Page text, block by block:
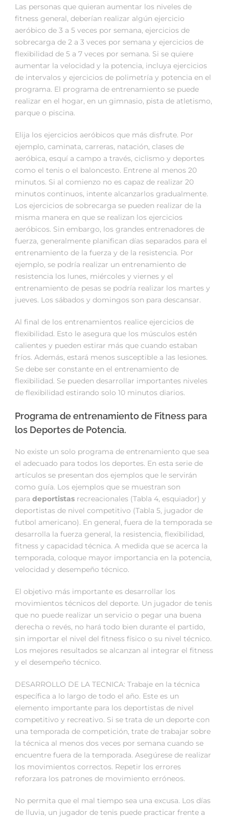
Las personas que quieran aumentar los niveles de
fitness general, deberían realizar algún ejercicio
aeróbico de 3 a 5 veces por semana, ejercicios de
sobrecarga de 2 a 3 veces por semana y ejercicios de
flexibilidad de 5 a 7 veces por semana. Si se quiere
aumentar la velocidad y la potencia, incluya ejercicios
de intervalos y ejercicios de polimetría y potencia en el
programa. El programa de entrenamiento se puede
realizar en el hogar, en un gimnasio, pista de atletismo,
parque o piscina.
Elija los ejercicios aeróbicos que más disfrute. Por
ejemplo, caminata, carreras, natación, clases de
aeróbica, esquí a campo a través, ciclismo y deportes
como el tenis o el baloncesto. Entrene al menos 20
minutos. Si al comienzo no es capaz de realizar 20
minutos continuos, intente alcanzarlos gradualmente.
Los ejercicios de sobrecarga se pueden realizar de la
misma manera en que se realizan los ejercicios
aeróbicos. Sin embargo, los grandes entrenadores de
fuerza, generalmente planifican días separados para el
entrenamiento de la fuerza y de la resistencia. Por
ejemplo, se podría realizar un entrenamiento de
resistencia los lunes, miércoles y viernes y el
entrenamiento de pesas se podría realizar los martes y
jueves. Los sábados y domingos son para descansar.
Al final de los entrenamientos realice ejercicios de
flexibilidad. Esto le asegura que los músculos estén
calientes y pueden estirar más que cuando estaban
fríos. Además, estará menos susceptible a las lesiones.
Se debe ser constante en el entrenamiento de
flexibilidad. Se pueden desarrollar importantes niveles
de flexibilidad estirando solo 10 minutos diarios.
Programa de entrenamiento de Fitness para
los Deportes de Potencia.
No existe un solo programa de entrenamiento que sea
el adecuado para todos los deportes. En esta serie de
artículos se presentan dos ejemplos que le servirán
como guía. Los ejemplos que se muestran son
para deportistas recreacionales (Tabla 4, esquiador) y
deportistas de nivel competitivo (Tabla 5, jugador de
futbol americano). En general, fuera de la temporada se
desarrolla la fuerza general, la resistencia, flexibilidad,
fitness y capacidad técnica. A medida que se acerca la
temporada, coloque mayor importancia en la potencia,
velocidad y desempeño técnico.
El objetivo más importante es desarrollar los
movimientos técnicos del deporte. Un jugador de tenis
que no puede realizar un servicio o pegar una buena
derecha o revés, no hará todo bien durante el partido,
sin importar el nivel del fitness físico o su nivel técnico.
Los mejores resultados se alcanzan al integrar el fitness
y el desempeño técnico.
DESARROLLO DE LA TECNICA: Trabaje en la técnica
específica a lo largo de todo el año. Este es un
elemento importante para los deportistas de nivel
competitivo y recreativo. Si se trata de un deporte con
una temporada de competición, trate de trabajar sobre
la técnica al menos dos veces por semana cuando se
encuentre fuera de la temporada. Asegúrese de realizar
los movimientos correctos. Repetir los errores
reforzara los patrones de movimiento erróneos.
No permita que el mal tiempo sea una excusa. Los días
de lluvia, un jugador de tenis puede practicar frente a